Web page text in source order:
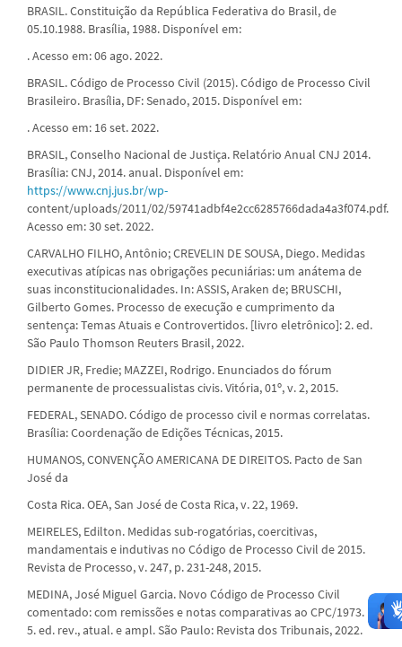
BRASIL. Constituição da República Federativa do Brasil, de
05.10.1988. Brasília, 1988. Disponível em:
. Acesso em: 06 ago. 2022.
BRASIL. Código de Processo Civil (2015). Código de Processo Civil
Brasileiro. Brasília, DF: Senado, 2015. Disponível em:
. Acesso em: 16 set. 2022.
BRASIL, Conselho Nacional de Justiça. Relatório Anual CNJ 2014.
Brasília: CNJ, 2014. anual. Disponível em:
https://www.cnj.jus.br/wp-
content/uploads/2011/02/59741adbf4e2cc6285766dada4a3f074.pdf.
Acesso em: 30 set. 2022.
CARVALHO FILHO, Antônio; CREVELIN DE SOUSA, Diego. Medidas
executivas atípicas nas obrigações pecuniárias: um anátema de
suas inconstitucionalidades. In: ASSIS, Araken de; BRUSCHI,
Gilberto Gomes. Processo de execução e cumprimento da
sentença: Temas Atuais e Controvertidos. [livro eletrônico]: 2. ed.
São Paulo Thomson Reuters Brasil, 2022.
DIDIER JR, Fredie; MAZZEI, Rodrigo. Enunciados do fórum
permanente de processualistas civis. Vitória, 01º, v. 2, 2015.
FEDERAL, SENADO. Código de processo civil e normas correlatas.
Brasília: Coordenação de Edições Técnicas, 2015.
HUMANOS, CONVENÇÃO AMERICANA DE DIREITOS. Pacto de San
José da
Costa Rica. OEA, San José de Costa Rica, v. 22, 1969.
MEIRELES, Edilton. Medidas sub-rogatórias, coercitivas,
mandamentais e indutivas no Código de Processo Civil de 2015.
Revista de Processo, v. 247, p. 231-248, 2015.
MEDINA, José Miguel Garcia. Novo Código de Processo Civil
comentado: com remissões e notas comparativas ao CPC/1973.
5. ed. rev., atual. e ampl. São Paulo: Revista dos Tribunais, 2022.